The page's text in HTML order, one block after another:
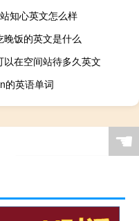
知心英文怎么样
晚饭的英文是什么
以在空间站待多久英文
的英语单词
☚